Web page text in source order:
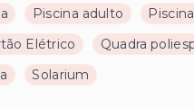
Piscina adulto
Elétrico Quadra
Solarium